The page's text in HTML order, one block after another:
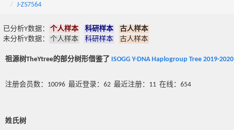
J-ZS7564
已分析Y数据： 个人样本 科研样本
古人样本
未分析Y数据：
个人样本 科研样本 古人样本
祖源树TheYtree的部分树形借鉴了 ISOGG Y-DNA Haplogroup Tree 2019-2020
注册会员数：10096 最近登录：62 最近注册：11 在线：654
姓氏树